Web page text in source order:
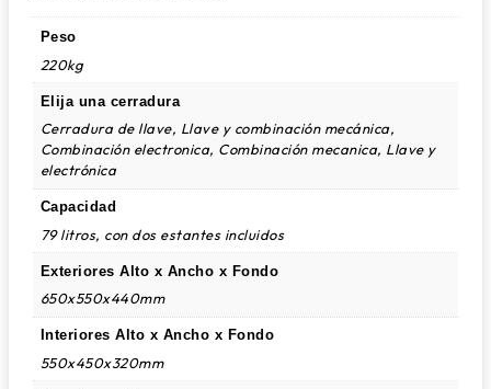
Peso
220kg
Elija una cerradura
Cerradura de llave, Llave y combinación mecánica,
Combinación electronica, Combinación mecanica, Llave y
electrónica
Capacidad
79 litros, con dos estantes incluidos
Exteriores Alto x Ancho x Fondo
650x550x440mm
Interiores Alto x Ancho x Fondo
550x450x320mm